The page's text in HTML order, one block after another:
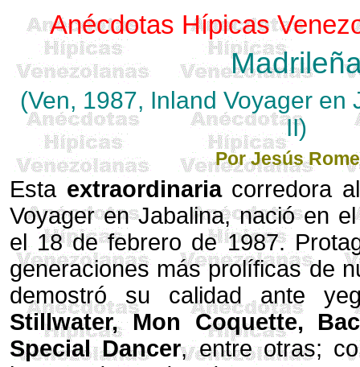
Anécdotas Hípicas
(Ven, 1987, Inland Voyager en
II)
Por Jesús
Esta extraordinariacorredora
Voyager en Jabalina, nació en
el 18 de febrero de 1987.
generaciones más prolíficas de
demostró su calidad ante
Stillwater, Mon Coquette,
Special Dancer, entre otras;